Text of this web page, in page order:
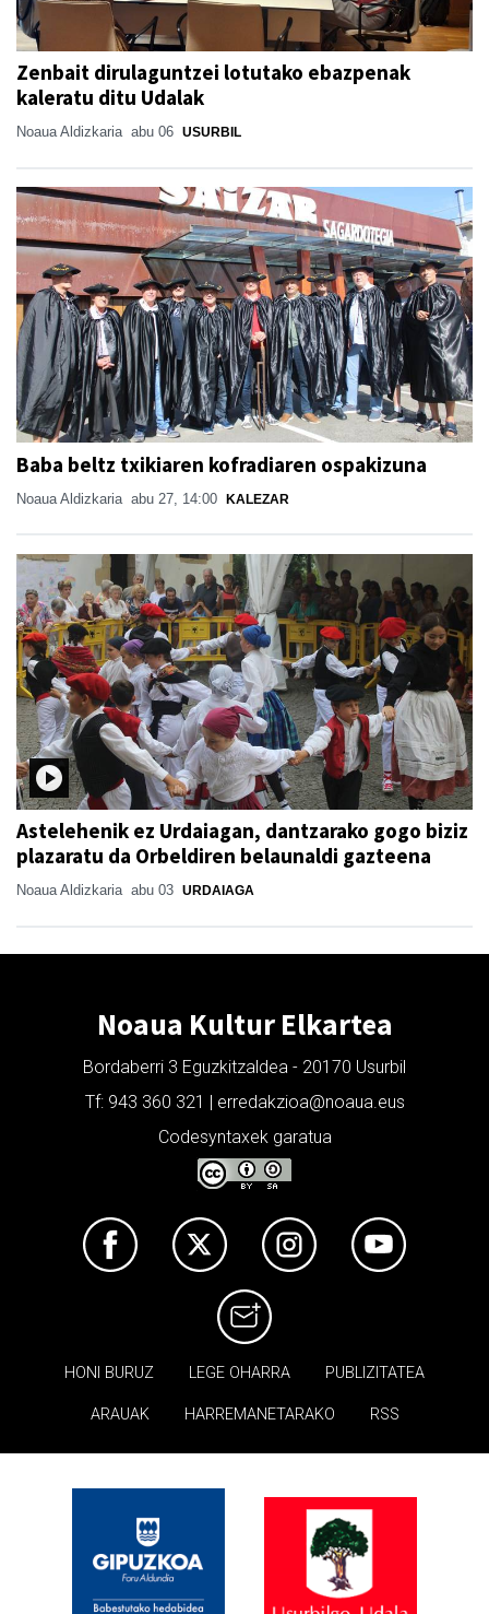
Zenbait dirulaguntzei lotutako ebazpenak
kaleratu ditu Udalak
Noaua Aldizkaria abu 06 USURBIL
Baba beltz txikiaren kofradiaren ospakizuna
Noaua Aldizkaria abu 27, 14:00 KALEZAR
Astelehenik ez Urdaiagan, dantzarako gogo biziz
plazaratu da Orbeldiren belaunaldi gazteena
Noaua Aldizkaria abu 03 URDAIAGA
Noaua Kultur Elkartea
Bordaberri 3 Eguzkitzaldea - 20170 Usurbil
Tf: 943 360 321 | erredakzioa@noaua.eus
Codesyntaxek garatua
HONI BURUZ LEGE OHARRA PUBLIZITATEA
ARAUAK HARREMANETARAKO RSS